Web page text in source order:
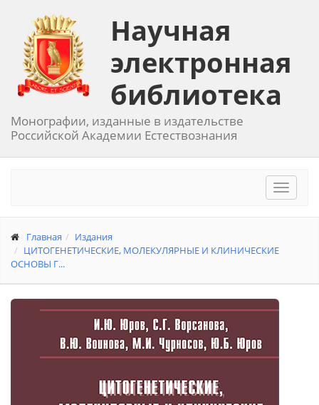
Научная
электронная
библиотека
Монографии, изданные в издательстве
Российской Академии Естествознания
Toggle
Главная
Издания
ЦИТОГЕНЕТИЧЕСКИЕ, МОЛЕКУЛЯРНЫЕ И КЛИНИЧЕСКИЕ
ОСНОВЫ Г...